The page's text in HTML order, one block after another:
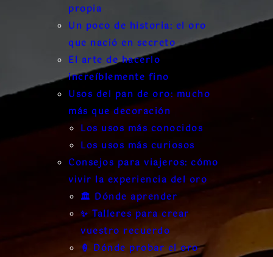
propia
Un poco de historia: el oro
que nació en secreto
El arte de hacerlo
increíblemente fino
Usos del pan de oro: mucho
más que decoración
Los usos más conocidos
Los usos más curiosos
Consejos para viajeros: cómo
vivir la experiencia del oro
🏛️ Dónde aprender
✨ Talleres para crear
vuestro recuerdo
🍦 Dónde probar el oro